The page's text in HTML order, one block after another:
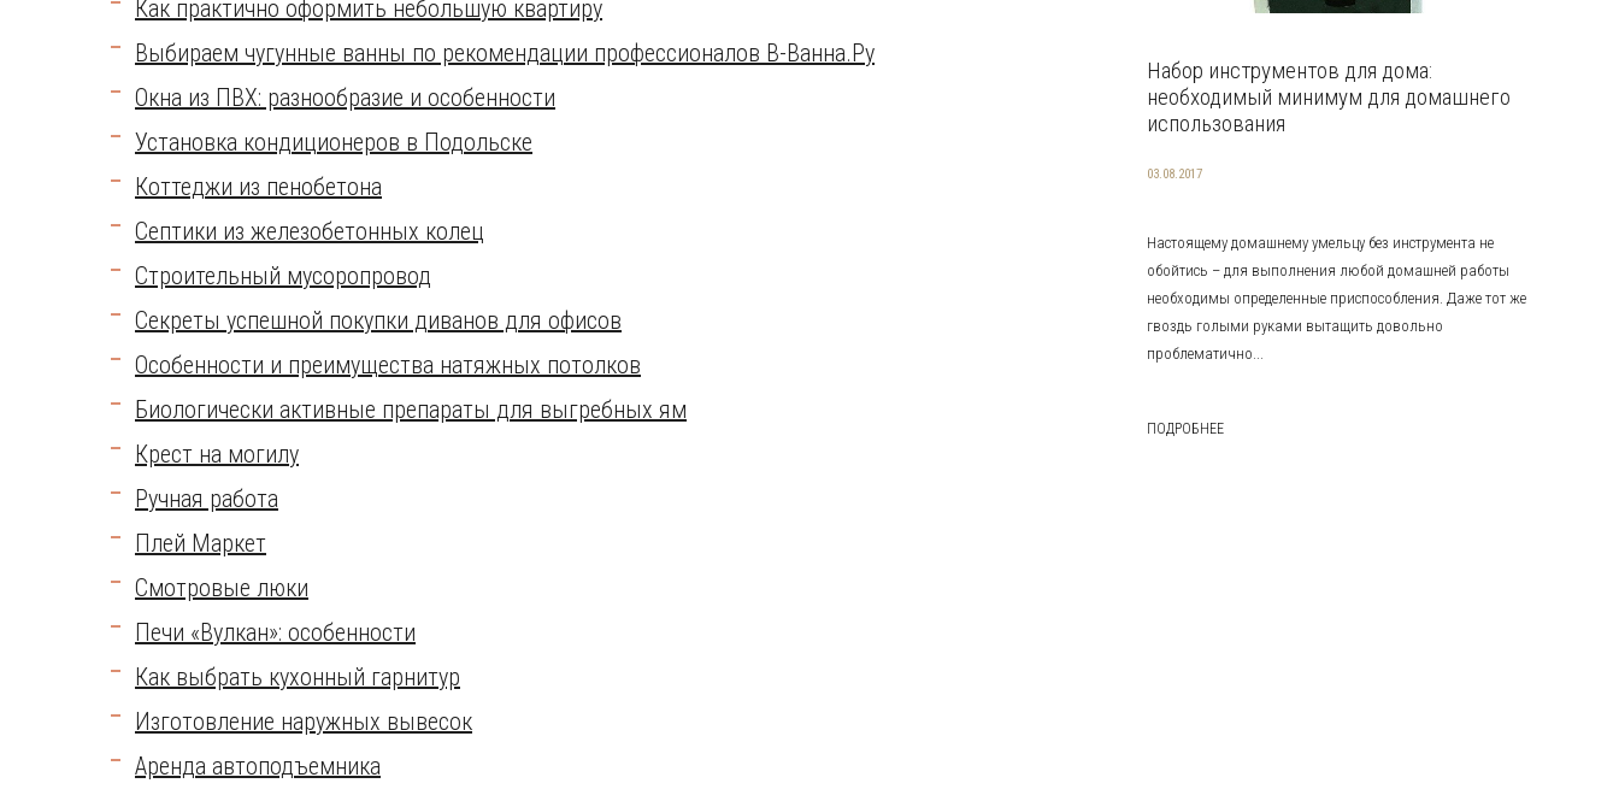
Как практично оформить небольшую квартиру
Выбираем чугунные ванны по рекомендации профессионалов В-Ванна.Ру
Окна из ПВХ: разнообразие и особенности
Установка кондиционеров в Подольске
Коттеджи из пенобетона
Септики из железобетонных колец
Строительный мусоропровод
Секреты успешной покупки диванов для офисов
Особенности и преимущества натяжных потолков
Биологически активные препараты для выгребных ям
Крест на могилу
Ручная работа
Плей Маркет
Смотровые люки
Печи «Вулкан»: особенности
Как выбрать кухонный гарнитур
Изготовление наружных вывесок
Аренда автоподъемника
Набор инструментов для дома:
необходимый минимум для домашнего
использования
03.08.2017
Настоящему домашнему умельцу без инструмента не
обойтись – для выполнения любой домашней работы
необходимы определенные приспособления. Даже тот же
гвоздь голыми руками вытащить довольно
проблематично...
ПОДРОБНЕЕ